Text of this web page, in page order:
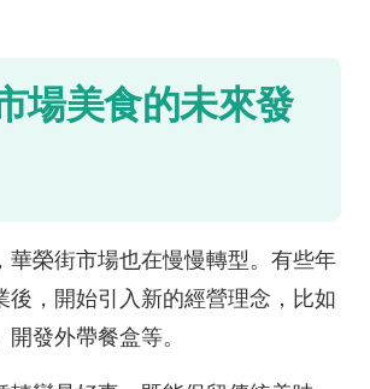
場美食的未來發
華榮街市場也在慢慢轉型。有些年
後，開始引入新的經營理念，比如
發外帶餐盒等。